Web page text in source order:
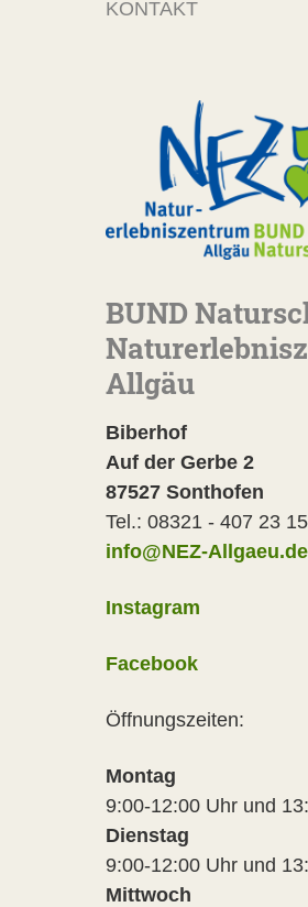
KONTAKT
BUND
Allgäu
Biberhof
Auf der Gerbe 2
87527 Sonthofen
Tel.: 08321 - 407 23 15
info@NEZ-Allgaeu.de
Instagram
Facebook
Öffnungszeiten:
Montag
9:00-12:00 Uhr und
Dienstag
9:00-12:00 Uhr und
Mittwoch